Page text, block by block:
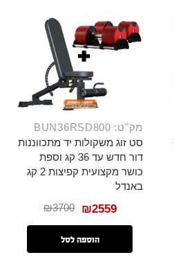
מק"ט: BUN36RSD800
סט זוג משקולות יד מתכווננות
דור חדש עד 36 קג וספת
כושר מקצועית קפיצות 2 קג
באנדל
₪3700 ₪2559
הוספה לסל